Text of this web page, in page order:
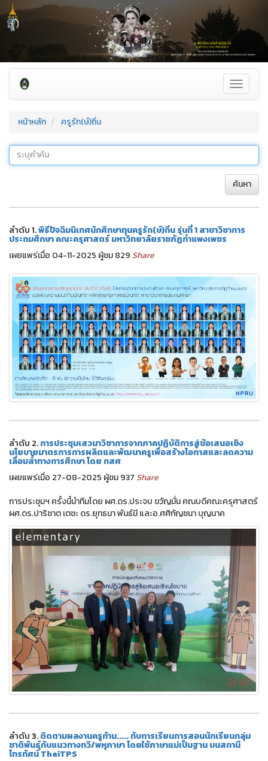
Toggle
หน้าหลัก
ครูรัก(ษ์)ถิ่น
ค้นหา
ลำดับ 1.พิธีปัจฉิมนิเทศนักศึกษาทุนครูรัก(ษ์)ถิ่น รุ่นที่ 1 สาขาวิชาการ
ประถมศึกษา คณะครุศาสตร์ มหาวิทยาลัยราชภัฏกำแพงเพชร
เผยแพร่เมื่อ 04-11-2025 ผู้ชม 829 Share
ลำดับ 2.การประชุมเสวนาวิชาการจากภาคปฏิบัติการสู่ข้อเสนอเชิง
นโยบายมาตรการการผลิตและพัฒนาครูเพื่อสร้างโอกาสและลดความ
เลื่อมล้ำทางการศึกษา โดย กสศ
เผยแพร่เมื่อ 27-08-2025 ผู้ชม 937 Share
การประชุมฯ ครั้งนี้นำทีมโดย ผศ.ดร.ประจบ ขวัญมั่น คณบดีคณะครุศาสตร์
ผศ.ดร.ปาริชาต เตชะ ดร.ยุทธนา พันธ์มี และอ.ศศิกัญชนา บุญนาค
ลำดับ 3.ติดตามผลงานครูก้าน..... กับการเรียนการสอนนักเรียนกลุ่ม
ชาติพันธุ์กับแนวทางทวิ/พหุภาษา โดยใช้ภาษาแม่เป็นฐาน บนสถานี
โทรทัศน์ ThaiTPS